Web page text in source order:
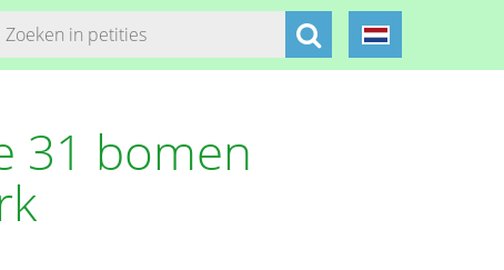
31 bomen